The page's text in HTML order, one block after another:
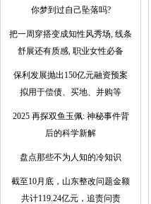
你梦到过自己坠落吗?
把一周穿搭变成知性风秀场, 线条
舒展还有质感, 职业女性必备
保利发展抛出150亿元融资预案
拟用于偿债、买地、并购等
2025 再探双鱼玉佩: 神秘事件背
后的科学新解
盘点那些不为人知的冷知识
截至10月底，山东整改问题金额
共计119.24亿元，追责问责